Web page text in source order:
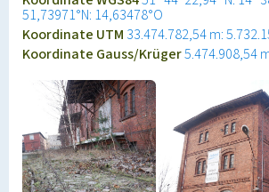
51,73971°N: 14,63478°O
Koordinate UTM 33.474.782,54 m:
Koordinate Gauss/Krüger5.474.908,54